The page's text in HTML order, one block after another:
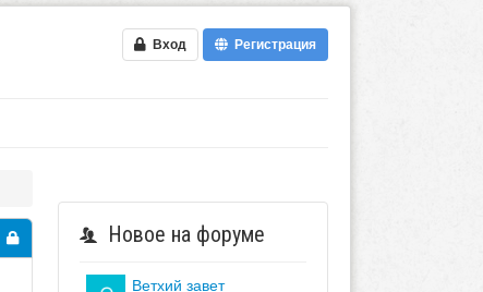
Вход Регистрация
Новое на форуме
ветхий завет